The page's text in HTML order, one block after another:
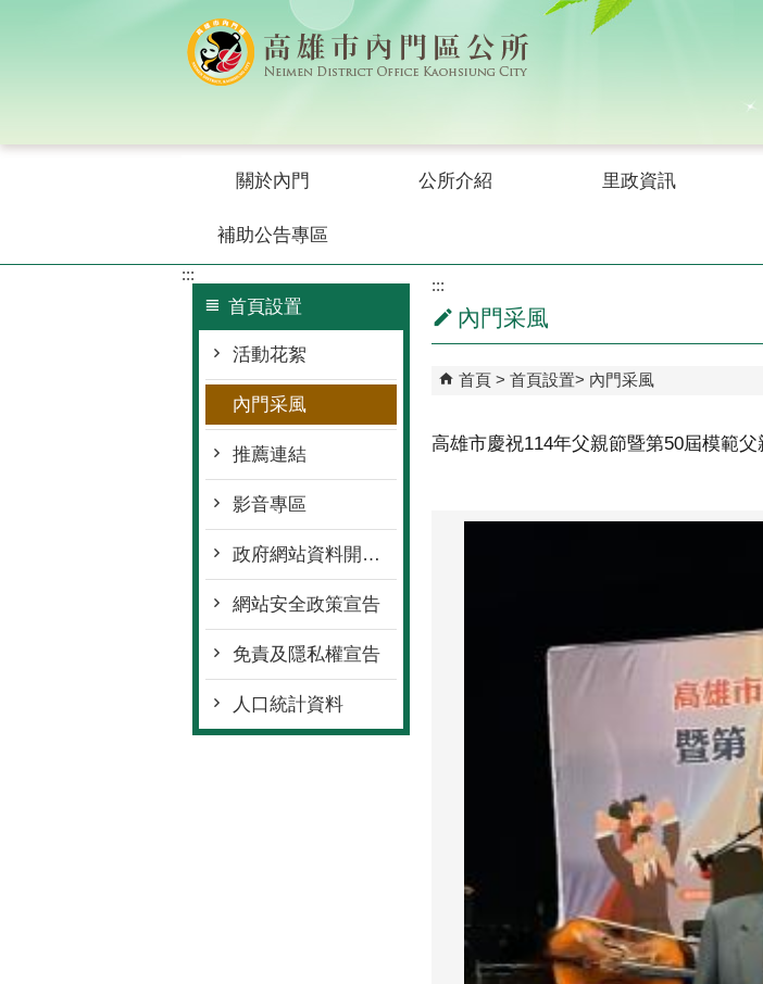
關於內門 公所介紹 里政資訊
補助公告專區
:::
首頁設置
活動花絮
內門采風
推薦連結
影音專區
政府網站資料開放宣告
網站安全政策宣告
免責及隱私權宣告
人口統計資料
:::
內門采風
首頁 首頁設置 內門采風
高雄市慶祝114年父親節暨第50屆模範父